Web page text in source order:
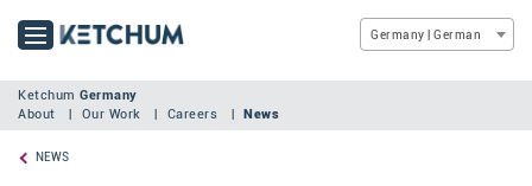
Germany | German
Ketchum Germany
About
Our Work Careers News
NEWS